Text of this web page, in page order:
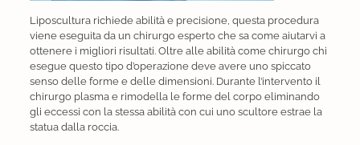
Liposcultura richiede abilità e precisione, questa procedura
viene eseguita da un chirurgo esperto che sa come aiutarvi a
ottenere i migliori risultati. Oltre alle abilità come chirurgo chi
esegue questo tipo d’operazione deve avere uno spiccato
senso delle forme e delle dimensioni. Durante l’intervento il
chirurgo plasma e rimodella le forme del corpo eliminando
gli eccessi con la stessa abilità con cui uno scultore estrae la
statua dalla roccia.